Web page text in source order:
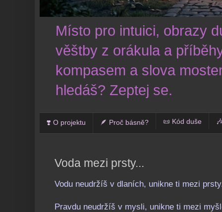
Místo pro intuici, obrazy
věštby z orákula a
kompasem a slova
hledáš? Zeptej se.
❣️ O projektu 🪶 Proč básně? 📜 Kód duše
Voda mezi prsty...
Vodu neudržíš v dlaních, unikne ti mezi
Pravdu neudržíš v mysli, unikne ti mezi